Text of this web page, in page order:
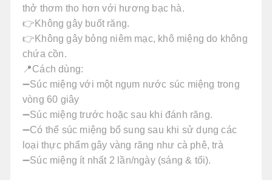
thở thơm tho hơn với hương bạc hà.
👉Không gây buốt răng.
👉Không gây bỏng niêm mạc, khô miệng do không
chứa cồn.
📍Cách dùng:
➖Súc miệng với một ngụm nước súc miệng trong
vòng 60 giây
➖Súc miệng trước hoặc sau khi đánh răng.
➖Có thể súc miệng bổ sung sau khi sử dụng các
loại thực phẩm gây vàng răng như cà phê, trà
➖Súc miệng ít nhất 2 lần/ngày (sáng & tối).